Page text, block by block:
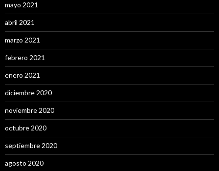
mayo 2021
abril 2021
marzo 2021
febrero 2021
enero 2021
diciembre 2020
noviembre 2020
octubre 2020
septiembre 2020
agosto 2020